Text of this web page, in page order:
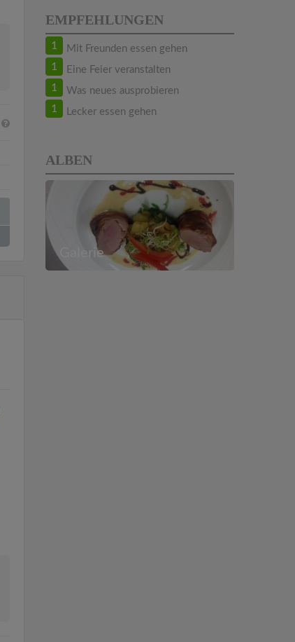
EMPFEHLUNGEN
1 Mit Freunden essen gehen
1 Eine Feier veranstalten
1 Was neues ausprobieren
1 Lecker essen gehen
ALBEN
Galerie